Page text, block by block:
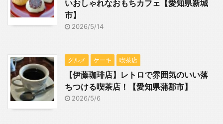
いおしゃれなおもちカフェ【愛知県新城
市】
2026/5/14
グルメ ケーキ 喫茶店
【伊藤珈琲店】レトロで雰囲気のいい落
ちつける喫茶店！【愛知県蒲郡市】
2026/5/6